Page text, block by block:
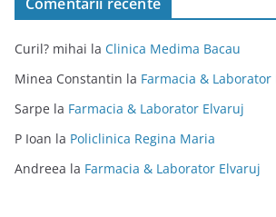
Comentarii recente
Curil? mihai la Clinica Medima Bacau
Minea Constantin la Farmacia & Laborator
Sarpe la Farmacia & Laborator Elvaruj
P Ioan la Policlinica Regina Maria
Andreea la Farmacia & Laborator Elvaruj